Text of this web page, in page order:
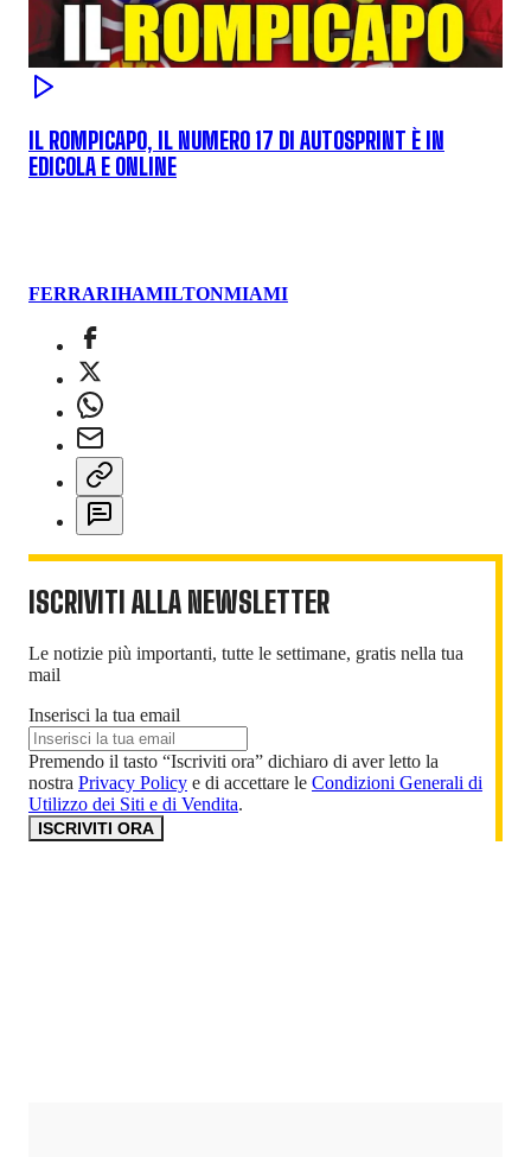
IL ROMPICAPO, IL NUMERO 17 DI AUTOSPRINT È IN
EDICOLA E ONLINE
FERRARIHAMILTONMIAMI
ISCRIVITI ALLA NEWSLETTER
Le notizie più importanti, tutte le settimane, gratis nella tua
mail
Inserisci la tua email
Premendo il tasto “Iscriviti ora” dichiaro di aver letto la
nostra Privacy Policy e di accettare le Condizioni Generali di
Utilizzo dei Siti e di Vendita.
ISCRIVITI ORA